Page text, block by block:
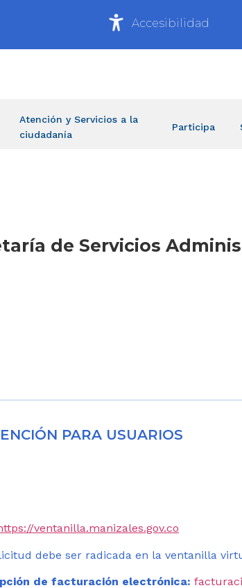
Accesibilidad
Atención y Servicios a la
ciudadanía
Participa
de Servicios
PARA USUARIOS
ventanilla.manizales.gov.co
debe ser radicada en la ventanilla
de facturación electrónica: